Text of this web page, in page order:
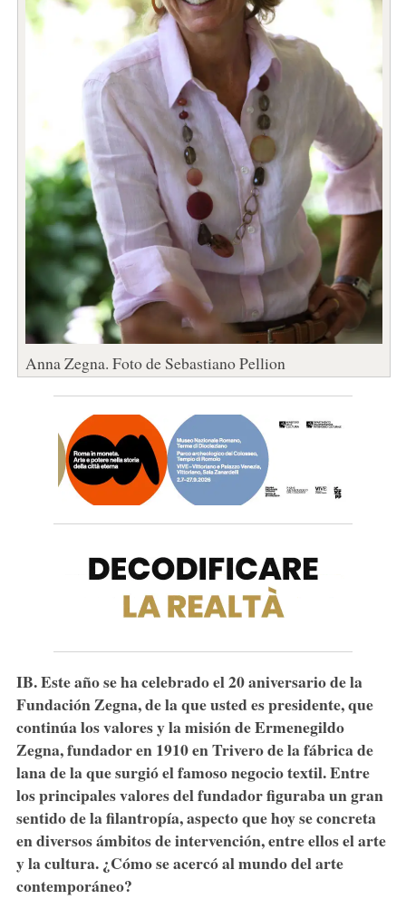
Anna Zegna. Foto de Sebastiano Pellion
IB. Este año se ha celebrado el 20 aniversario de la
Fundación Zegna, de la que usted es presidente, que
continúa los valores y la misión de Ermenegildo
Zegna, fundador en 1910 en Trivero de la fábrica de
lana de la que surgió el famoso negocio textil. Entre
los principales valores del fundador figuraba un gran
sentido de la filantropía, aspecto que hoy se concreta
en diversos ámbitos de intervención, entre ellos el arte
y la cultura. ¿Cómo se acercó al mundo del arte
contemporáneo?